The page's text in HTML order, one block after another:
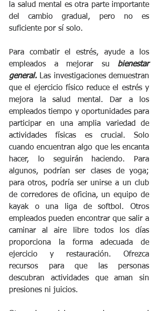
la salud mental es otra parte importante
del cambio gradual, pero no es
suficiente por sí solo.
Para combatir el estrés, ayude a los
empleados a mejorar su bienestar
general. Las investigaciones demuestran
que el ejercicio físico reduce el estrés y
mejora la salud mental. Dar a los
empleados tiempo y oportunidades para
participar en una amplia variedad de
actividades físicas es crucial. Solo
cuando encuentran algo que les encanta
hacer, lo seguirán haciendo. Para
algunos, podrían ser clases de yoga;
para otros, podría ser unirse a un club
de corredores de oficina, un equipo de
kayak o una liga de softbol. Otros
empleados pueden encontrar que salir a
caminar al aire libre todos los días
proporciona la forma adecuada de
ejercicio y restauración. Ofrezca
recursos para que las personas
descubran actividades que aman sin
presiones ni juicios.